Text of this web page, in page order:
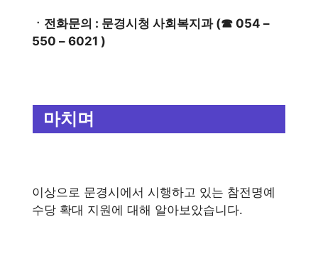
ㆍ전화문의 : 문경시청 사회복지과 (☎ 054 –
550 – 6021 )
마치며
이상으로 문경시에서 시행하고 있는 참전명예
수당 확대 지원에 대해 알아보았습니다.